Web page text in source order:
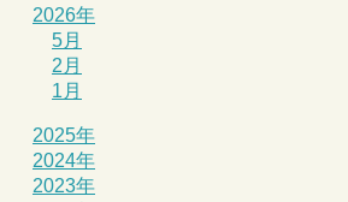
2026年
5月
2月
1月
2025年
2024年
2023年